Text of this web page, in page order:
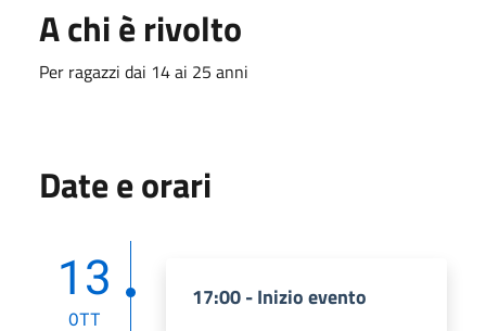
A chi è rivolto
Per ragazzi dai 14 ai 25 anni
Date e orari
13
OTT
17:00 - Inizio evento